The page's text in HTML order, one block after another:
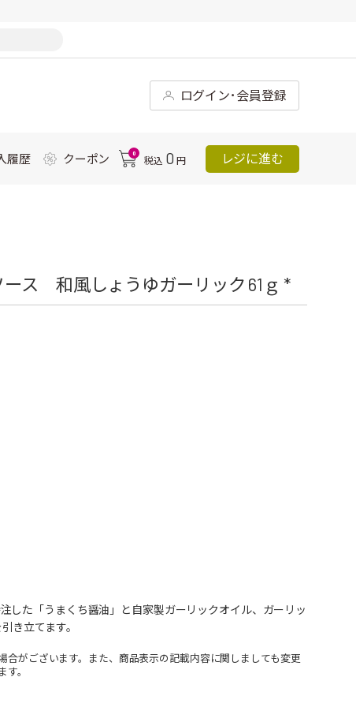
ログイン･会員登録
履歴 クーポン 0
税込 0 円 レジに進む
ス 和風しょうゆガーリック 61ｇ *
した「うまくち醤油」と自家製ガーリックオイル、ガーリッ
き立てます。
がございます。また、商品表示の記載内容に関しましても変更
。